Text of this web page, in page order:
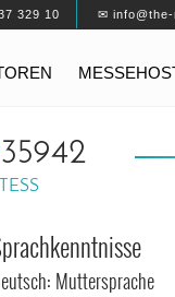
329 10 ✉ info@the-
35942
Muttersprache